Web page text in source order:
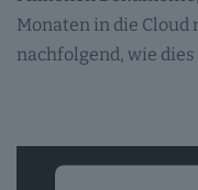
Monaten in die
nachfolgend, wie